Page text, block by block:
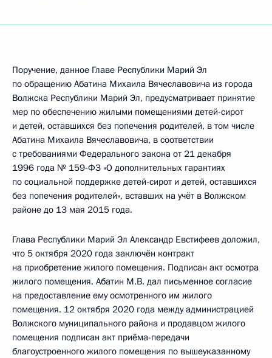
Поручение, данное Главе Республики Марий Эл
по обращению Абатина Михаила Вячеславовича из города
Волжска Республики Марий Эл, предусматривает принятие
мер по обеспечению жилыми помещениями детей-сирот
и детей, оставшихся без попечения родителей, в том числе
Абатина Михаила Вячеславовича, в соответствии
с требованиями Федерального закона от 21 декабря
1996 года № 159-ФЗ «О дополнительных гарантиях
по социальной поддержке детей-сирот и детей, оставшихся
без попечения родителей», вставших на учёт в Волжском
районе до 13 мая 2015 года.
Глава Республики Марий Эл Александр Евстифеев доложил,
что 5 октября 2020 года заключён контракт
на приобретение жилого помещения. Подписан акт осмотра
жилого помещения. Абатин М.В. дал письменное согласие
на предоставление ему осмотренного им жилого
помещения. 12 октября 2020 года между администрацией
Волжского муниципального района и продавцом жилого
помещения подписан акт приёма-передачи
благоустроенного жилого помещения по вышеуказанному